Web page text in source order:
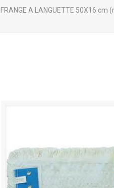
FRANGE A LANGUETTE 50X16 cm